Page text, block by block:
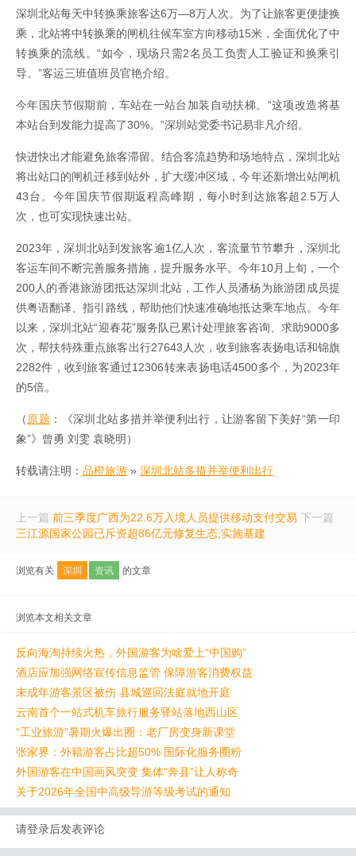
深圳北站每天中转换乘旅客达6万—8万人次。为了让旅客更便捷换
乘，北站将中转换乘的闸机往候车室方向移动15米，全面优化了中
转换乘的流线。“如今，现场只需2名员工负责人工验证和换乘引
导。”客运三班值班员官艳介绍。
今年国庆节假期前，车站在一站台加装自动扶梯。“这项改造将基
本站台到发能力提高了30%。”深圳站党委书记易非凡介绍。
快进快出才能避免旅客滞留。结合客流趋势和场地特点，深圳北站
将出站口的闸机迁移到站外，扩大缓冲区域，今年还新增出站闸机
43台。今年国庆节假期返程高峰期，每小时到达旅客超2.5万人
次，也可实现快速出站。
2023年，深圳北站到发旅客逾1亿人次，客流量节节攀升，深圳北
客运车间不断完善服务措施，提升服务水平。今年10月上旬，一个
200人的香港旅游团抵达深圳北站，工作人员潘杨为旅游团成员提
供粤语翻译、指引路线，帮助他们快速准确地抵达乘车地点。今年
以来，深圳北站“迎春花”服务队已累计处理旅客咨询、求助9000多
次，帮扶特殊重点旅客出行27643人次，收到旅客表扬电话和锦旗
2282件，收到旅客通过12306转来表扬电话4500多个，为2023年
的5倍。
（原题 ：《深圳北站多措并举便利出行，让游客留下美好“第一印
象”》曾勇 刘雯 袁晓明）
转载请注明： 品橙旅游 » 深圳北站多措并举便利出行
上一篇 前三季度广西为22.6万入境人员提供移动支付交易 下一篇
三江源国家公园已斥资超86亿元修复生态,实施基建
浏览有关 深圳 资讯 的文章
浏览本文相关文章
反向海淘持续火热，外国游客为啥爱上“中国购”
酒店应加强网络宣传信息监管 保障游客消费权益
未成年游客景区被伤 县城巡回法庭就地开庭
云南首个一站式机车旅行服务驿站落地西山区
“工业旅游”暑期火爆出圈：老厂房变身新课堂
张家界：外籍游客占比超50% 国际化服务圈粉
外国游客在中国画风突变 集体“奔县”让人称奇
关于2026年全国中高级导游等级考试的通知
请登录后发表评论